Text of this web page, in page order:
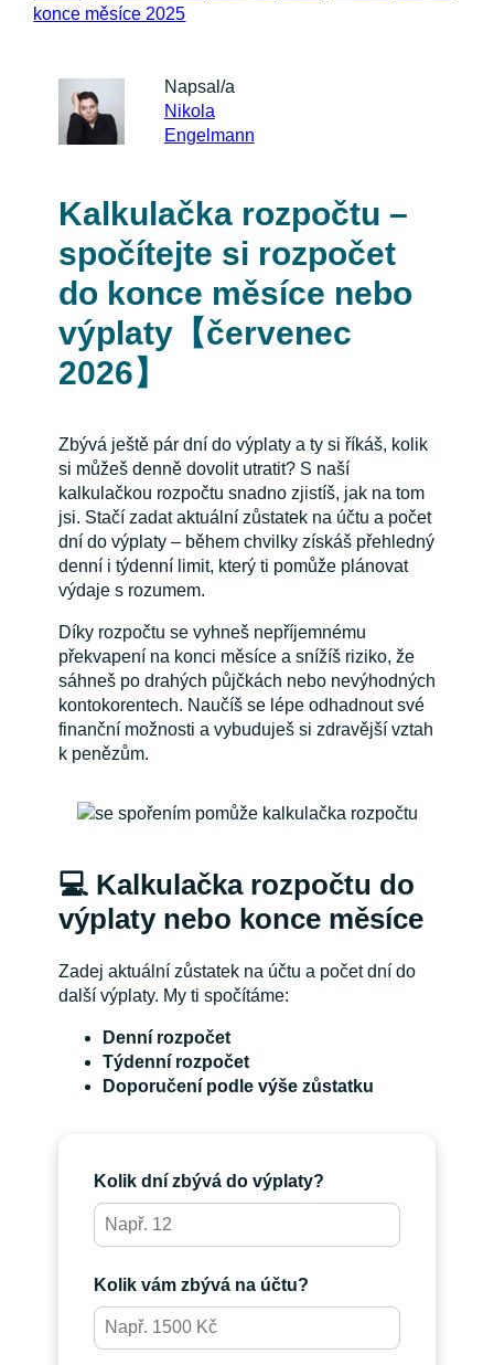
konce měsíce 2025
Napsal/a
Nikola
Engelmann
Kalkulačka rozpočtu –
spočítejte si rozpočet
do konce měsíce nebo
výplaty【červenec
2026】
Zbývá ještě pár dní do výplaty a ty si říkáš, kolik
si můžeš denně dovolit utratit? S naší
kalkulačkou rozpočtu snadno zjistíš, jak na tom
jsi. Stačí zadat aktuální zůstatek na účtu a počet
dní do výplaty – během chvilky získáš přehledný
denní i týdenní limit, který ti pomůže plánovat
výdaje s rozumem.
Díky rozpočtu se vyhneš nepříjemnému
překvapení na konci měsíce a snížíš riziko, že
sáhneš po drahých půjčkách nebo nevýhodných
kontokorentech. Naučíš se lépe odhadnout své
finanční možnosti a vybuduješ si zdravější vztah
k penězům.
💻 Kalkulačka rozpočtu do
výplaty nebo konce měsíce
Zadej aktuální zůstatek na účtu a počet dní do
další výplaty. My ti spočítáme:
Denní rozpočet
Týdenní rozpočet
Doporučení podle výše zůstatku
Kolik dní zbývá do výplaty?
Kolik vám zbývá na účtu?